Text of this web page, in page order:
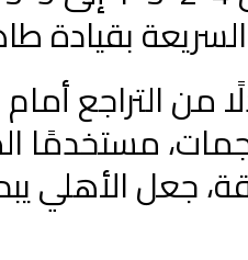
بقيادة
من التراجع
مستخدمًا
جعل الأهلي